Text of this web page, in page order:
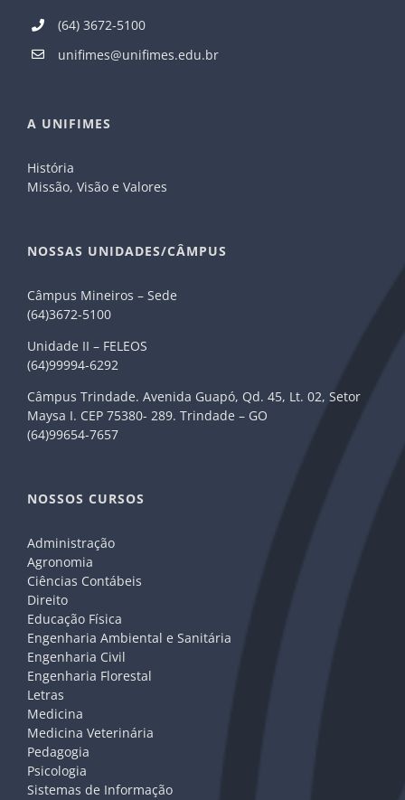
(64) 3672-5100
unifimes@unifimes.edu.br
A UNIFIMES
História
Missão, Visão e Valores
NOSSAS UNIDADES/CÂMPUS
Câmpus Mineiros – Sede
(64)3672-5100
Unidade II – FELEOS
(64)99994-6292
Câmpus Trindade. Avenida Guapó, Qd. 45, Lt. 02, Setor
Maysa I. CEP 75380- 289. Trindade – GO
(64)99654-7657
NOSSOS CURSOS
Administração
Agronomia
Ciências Contábeis
Direito
Educação Física
Engenharia Ambiental e Sanitária
Engenharia Civil
Engenharia Florestal
Letras
Medicina
Medicina Veterinária
Pedagogia
Psicologia
Sistemas de Informação